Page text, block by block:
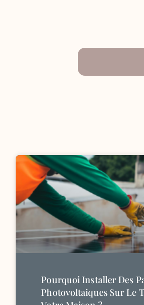
Pourquoi Installer Des
Photovoltaiques Sur Le